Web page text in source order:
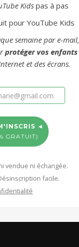
Kidspas à pas
semaine par e-mail,
protéger vos enfants
et des écrans.
◄
GRATUIT)
vendue ni échangée.
facile.